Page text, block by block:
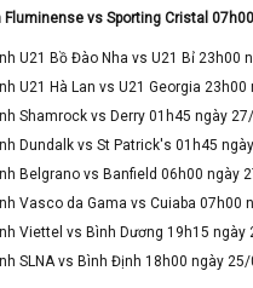
Fluminense vs Sporting Cristal
U21 Bồ Đào Nha vs U21 Bỉ 23h00
U21 Hà Lan vs U21 Georgia
Shamrock vs Derry 01h45 ngày
Dundalk vs St Patrick's 01h45
Belgrano vs Banfield 06h00 ngày
Vasco da Gama vs Cuiaba 07h00
Viettel vs Bình Dương 19h15 ngày
SLNA vs Bình Định 18h00 ngày